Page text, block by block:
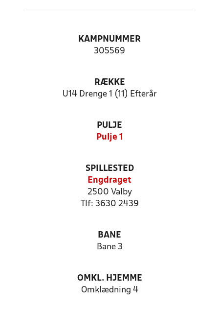
KAMPNUMMER
305569
RÆKKE
U14 Drenge 1 (11) Efterår
PULJE
Pulje 1
SPILLESTED
Engdraget
2500 Valby
Tlf: 3630 2439
BANE
Bane 3
OMKL. HJEMME
Omklædning 4